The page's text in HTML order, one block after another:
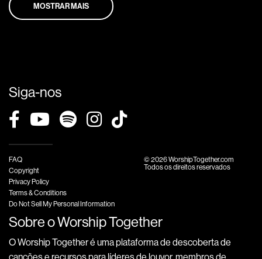
MOSTRAR MAIS
Siga-nos
FAQ
Copyright
Privacy Policy
Terms & Conditions
Do Not Sell My Personal Information
© 2026 WorshipTogether.com
Todos os direitos reservados
Sobre o Worship Together
O Worship Together é uma plataforma de descoberta de